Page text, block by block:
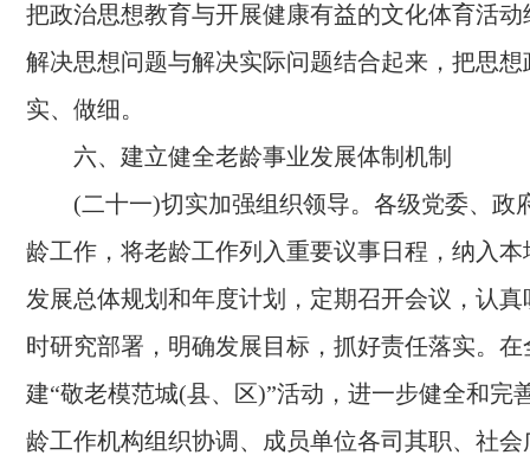
把政治思想教育与开展健康有益的文化体育活
解决思想问题与解决实际问题结合起来，把思想
实、做细。
六、建立健全老龄事业发展体制机制
(二十一)切实加强组织领导。 各级党委、政
龄工作，将老龄工作列入重要议事日程，纳入
发展总体规划和年度计划，定期召开会议，认
时研究部署，明确发展目标，抓好责任落实。
建“敬老模范城(县、区)”活动，进一步健全和完
龄工作机构组织协调、成员单位各司其职、社